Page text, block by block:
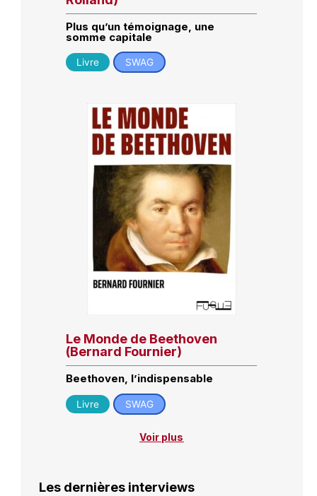
Plus qu’un témoignage, une
somme capitale
Livre SWAG
Le Monde de Beethoven
(Bernard Fournier)
Beethoven, l’indispensable
Livre SWAG
Voir plus
Les dernières interviews